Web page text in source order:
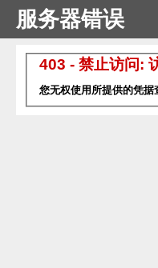
服务器错误
403 - 禁止访问:
您无权使用所提供的凭据